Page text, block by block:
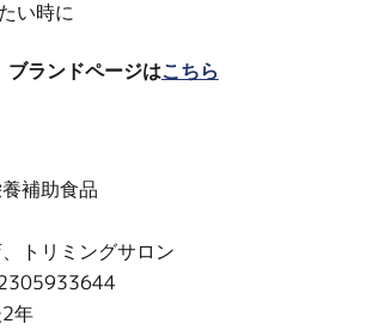
い時に
ランドページはこちら
補助食品
トリミングサロン
年